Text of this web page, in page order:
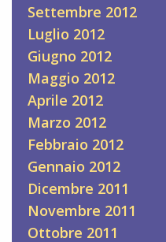
Settembre 2012
Luglio 2012
Giugno 2012
Maggio 2012
Aprile 2012
Marzo 2012
Febbraio 2012
Gennaio 2012
Dicembre 2011
Novembre 2011
Ottobre 2011